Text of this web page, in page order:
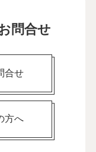
問合せ
合せ
方へ